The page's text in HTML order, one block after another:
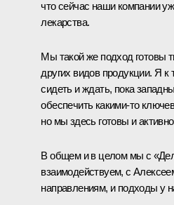
что сейчас наши компании
лекарства.
Мы такой же подход готовы
других видов продукции. Я
сидеть и ждать, пока
обеспечить какими-то
но мы здесь готовы и
В общем и в целом мы с
взаимодействуем, с
направлениям, и подходы у